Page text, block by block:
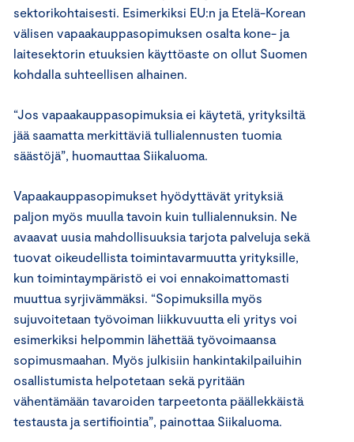
sektorikohtaisesti. Esimerkiksi EU:n ja Etelä-Korean
välisen vapaakauppasopimuksen osalta kone- ja
laitesektorin etuuksien käyttöaste on ollut Suomen
kohdalla suhteellisen alhainen.
“Jos vapaakauppasopimuksia ei käytetä, yrityksiltä
jää saamatta merkittäviä tullialennusten tuomia
säästöjä”, huomauttaa Siikaluoma.
Vapaakauppasopimukset hyödyttävät yrityksiä
paljon myös muulla tavoin kuin tullialennuksin. Ne
avaavat uusia mahdollisuuksia tarjota palveluja sekä
tuovat oikeudellista toimintavarmuutta yrityksille,
kun toimintaympäristö ei voi ennakoimattomasti
muuttua syrjivämmäksi. “Sopimuksilla myös
sujuvoitetaan työvoiman liikkuvuutta eli yritys voi
esimerkiksi helpommin lähettää työvoimaansa
sopimusmaahan. Myös julkisiin hankintakilpailuihin
osallistumista helpotetaan sekä pyritään
vähentämään tavaroiden tarpeetonta päällekkäistä
testausta ja sertifiointia”, painottaa Siikaluoma.